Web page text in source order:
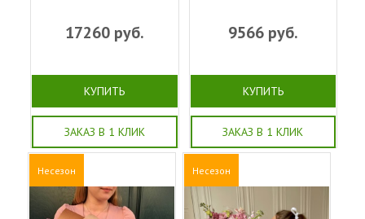
17260руб.
КУПИТЬ
ЗАКАЗ В 1 КЛИК
9566руб.
КУПИТЬ
ЗАКАЗ В 1 КЛИК
Несезон Несезон